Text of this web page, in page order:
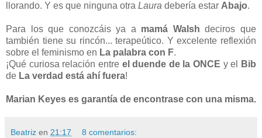
llorando. Y es que ninguna otra Laura debería estar Abajo.
Para los que conozcáis ya a mamá Walsh deciros que
también tiene su rincón... terapeútico. Y excelente reflexión
sobre el feminismo en La palabra con F.
¡Qué curiosa relación entre el duende de la ONCE y el
Bib
de La verdad está ahí fuera!
Marian Keyes es garantía de encontrase con una misma.
Beatriz en 21:17 8 comentarios: